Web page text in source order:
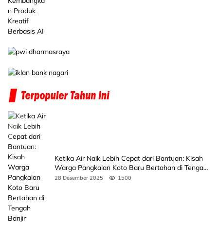
Ketika Air Naik Lebih Cepat dari Bantuan: Kisah
Warga Pangkalan Koto Baru Bertahan di Tengah
Banjir
28 Desember 2025 1500